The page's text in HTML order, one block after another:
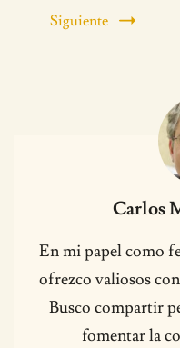
Siguiente
Carlos
En mi papel como
ofrezco valiosos
Busco compartir
fomentar la